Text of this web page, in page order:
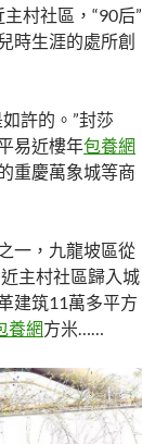
村社區，“90后”
時生涯的處所創
許的。”封莎
易近樓年包養網
重慶萬象城等商
一，九龍坡區從
主村社區歸入城
建筑11萬多平方
養網方米……